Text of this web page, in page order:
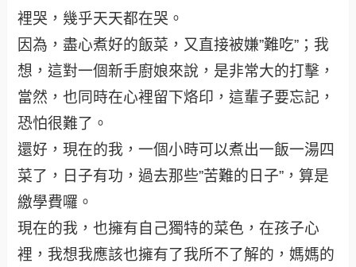
裡哭，幾乎天天都在哭。
因為，盡心煮好的飯菜，又直接被嫌”難吃”；我
想，這對一個新手廚娘來說，是非常大的打擊，
當然，也同時在心裡留下烙印，這輩子要忘記，
恐怕很難了。
還好，現在的我，一個小時可以煮出一飯一湯四
菜了，日子有功，過去那些”苦難的日子”，算是
繳學費囉。
現在的我，也擁有自己獨特的菜色，在孩子心
裡，我想我應該也擁有了我所不了解的，媽媽的